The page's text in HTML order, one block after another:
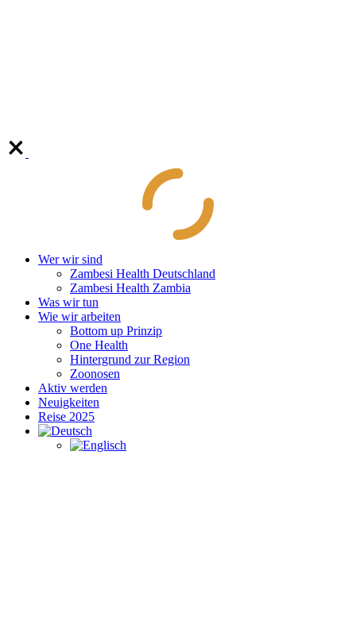
Wer wir sind
Zambesi Health Deutschland
Zambesi Health Zambia
Was wir tun
Wie wir arbeiten
Bottom up Prinzip
One Health
Hintergrund zur Region
Zoonosen
Aktiv werden
Neuigkeiten
Reise 2025